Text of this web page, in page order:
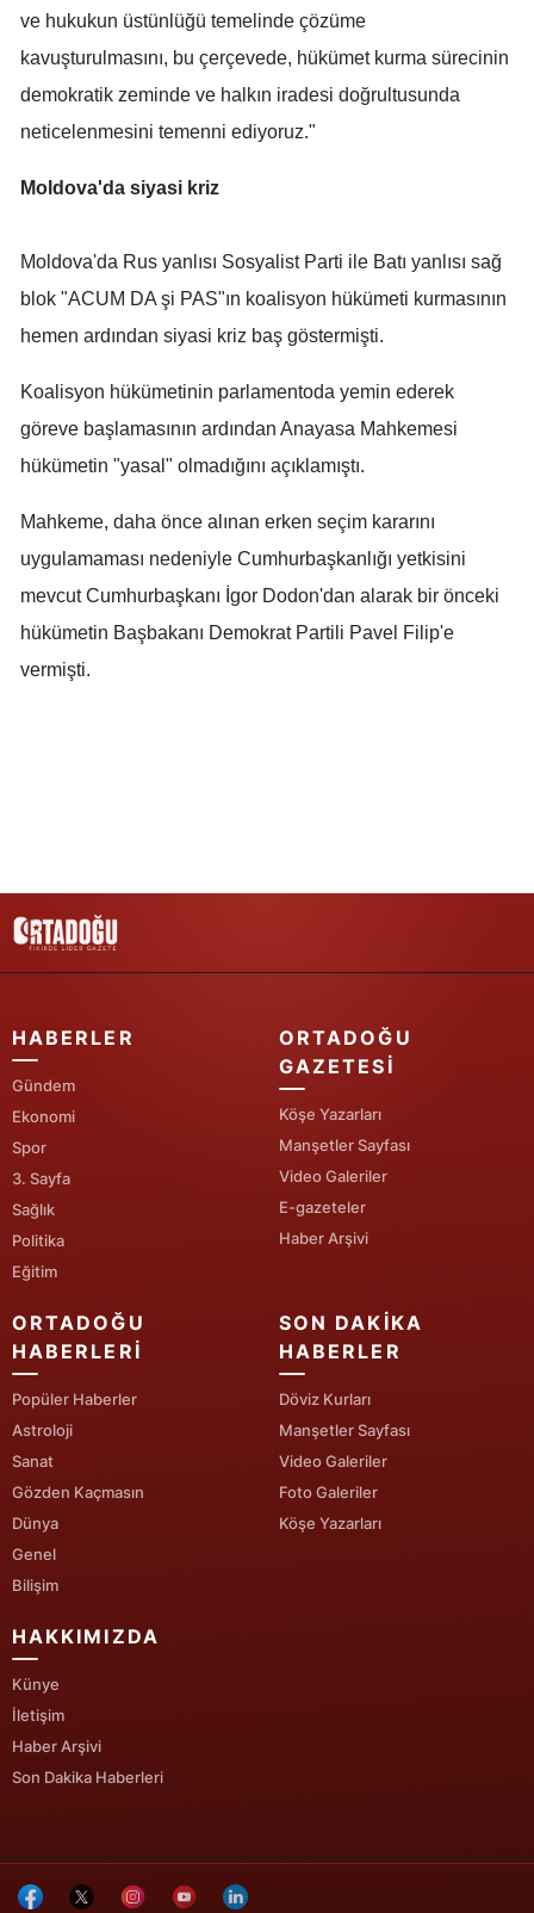
Kayseri
Kırklareli
Konya
Kütahya
Malatya
Manisa
Kahramanmaraş
Muş
Nevşehir
Sivas
Tekirdağ
Trabzon
Tunceli
Uşak
Yozgat
Zonguldak
Aksaray
Ardahan
ve hukukun üstünlüğü temelinde çözüme
kavuşturulmasını, bu çerçevede, hükümet kurma sürecinin
demokratik zeminde ve halkın iradesi doğrultusunda
neticelenmesini temenni ediyoruz."
Moldova'da siyasi kriz
Moldova'da Rus yanlısı Sosyalist Parti ile Batı yanlısı sağ
blok "ACUM DA şi PAS"ın koalisyon hükümeti kurmasının
hemen ardından siyasi kriz baş göstermişti.
Koalisyon hükümetinin parlamentoda yemin ederek
göreve başlamasının ardından Anayasa Mahkemesi
hükümetin "yasal" olmadığını açıklamıştı.
Mahkeme, daha önce alınan erken seçim kararını
uygulamaması nedeniyle Cumhurbaşkanlığı yetkisini
mevcut Cumhurbaşkanı İgor Dodon'dan alarak bir önceki
hükümetin Başbakanı Demokrat Partili Pavel Filip'e
vermişti.
HABERLER
Gündem
Ekonomi
Spor
3. Sayfa
Sağlık
Politika
Eğitim
ORTADOĞU
GAZETESI
Köşe Yazarları
Manşetler Sayfası
Video Galeriler
E-gazeteler
Haber Arşivi
ORTADOĞU
HABERLERI
Popüler Haberler
Astroloji
Sanat
Gözden Kaçmasın
Dünya
Genel
Bilişim
SON DAKIKA
HABERLER
Döviz Kurları
Manşetler Sayfası
Video Galeriler
Foto Galeriler
Köşe Yazarları
HAKKIMIZDA
Künye
İletişim
Haber Arşivi
Son Dakika Haberleri